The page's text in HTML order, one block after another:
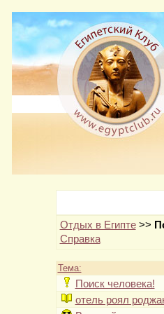
Отдых в Египте>>
Справка
Тема:
Поиск человека!
отель роял